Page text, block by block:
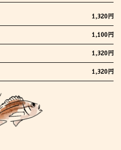
1,320円
1,100円
1,320円
1,320円